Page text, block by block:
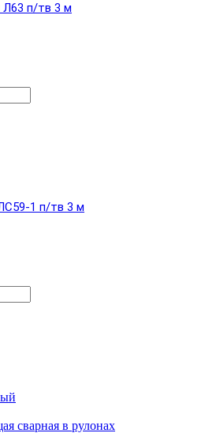
Л63 п/тв 3 м
1 п/тв 3 м
сварная в рулонах